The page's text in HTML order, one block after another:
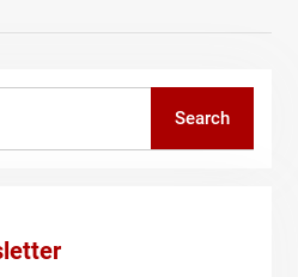
Search